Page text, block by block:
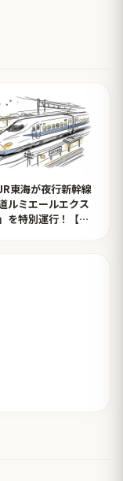
東海が夜行新幹線
ルミエールエクス
を特別運行！【タ